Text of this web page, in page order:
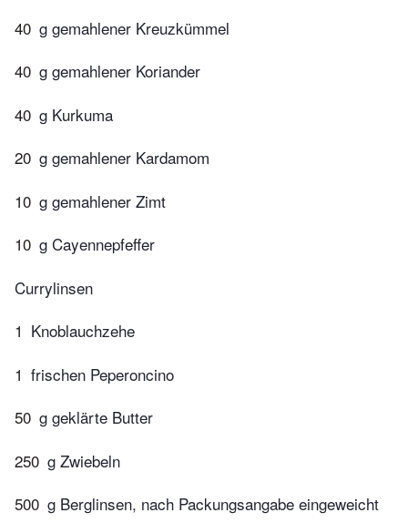
40 g gemahlener Kreuzkümmel
40 g gemahlener Koriander
40 g Kurkuma
20 g gemahlener Kardamom
10 g gemahlener Zimt
10 g Cayennepfeffer
Currylinsen
1 Knoblauchzehe
1 frischen Peperoncino
50 g geklärte Butter
250 g Zwiebeln
500 g Berglinsen, nach Packungsangabe eingeweicht